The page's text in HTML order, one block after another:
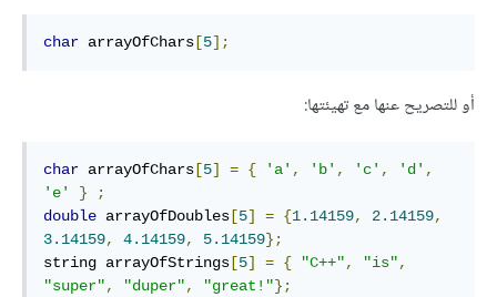
char arrayOfChars [5];
أو للتصريح عنها مع تهيئتها:
char arrayOfChars [5] = { 'a' , 'b' , 'c' , 'd' ,
'e'
}
;
double arrayOfDoubles [5] = {1.14159, 2.14159,
3.14159, 4.14159, 5.14159};
string arrayOfStrings [5] = { "C++", "is",
"super", "duper", "great!"};